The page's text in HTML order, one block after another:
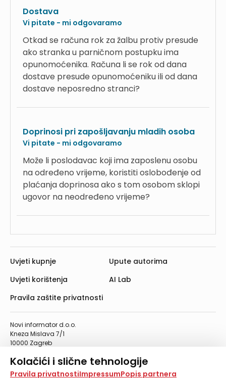
Kolačići i slične tehnologije
Na našoj web stranici koristimo kolačiće i slične
Pravila privatnostiImpressumPopis partnera
Dostava
Vi pitate - mi odgovaramo
Otkad se računa rok za žalbu protiv presude
ako stranka u parničnom postupku ima
opunomoćenika. Računa li se rok od dana
dostave presude opunomoćeniku ili od dana
dostave neposredno stranci?
Doprinosi pri zapošljavanju mladih osoba
Vi pitate - mi odgovaramo
Može li poslodavac koji ima zaposlenu osobu
na određeno vrijeme, koristiti oslobođenje od
plaćanja doprinosa ako s tom osobom sklopi
ugovor na neodređeno vrijeme?
Novi informator d.o.o.
Kneza Mislava 7/1
10000 Zagreb
Telefaks: 01/4612-553
info@informator.hr
Uvjeti kupnje
Uvjeti korištenja
Pravila zaštite privatnosti
Upute autorima
AI Lab